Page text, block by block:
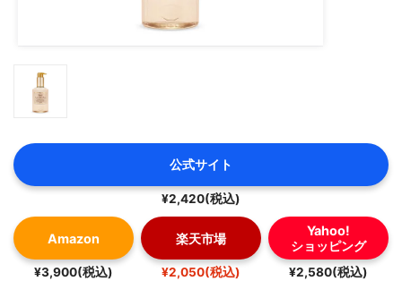
公式サイト
¥2,420(税込)
Amazon
¥3,900(税込)
楽天市場
¥2,050(税込)
Yahoo!
ショッピング
¥2,580(税込)